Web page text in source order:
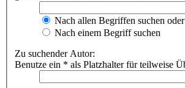
Nach allen Begriffen suchen
Nach einem Begriff suchen
Zu suchender Autor:
Benutze ein * als Platzhalter für teilweise